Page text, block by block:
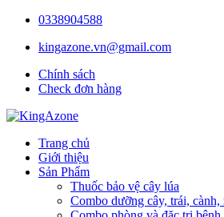
0338904588
kingazone.vn@gmail.com
Chính sách
Check đơn hàng
Trang chủ
Giới thiệu
Sản Phẩm
Thuốc bảo vệ cây lúa
Combo dưỡng cây, trái, cành,